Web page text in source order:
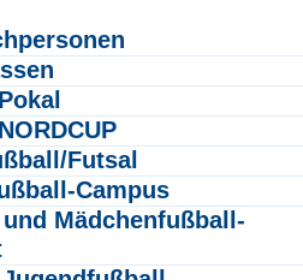
Futsal
Campus
Mädchenfußball-